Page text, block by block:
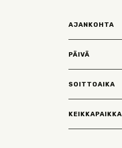
AJANKOHTA
PÄIVÄ
SOITTOAIKA
KEIKKAPAIKKA